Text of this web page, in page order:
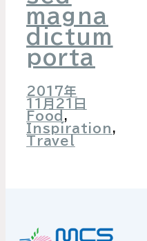
magna
dictum
porta
2017年
11月21日
Food ,
Inspiration ,
Travel